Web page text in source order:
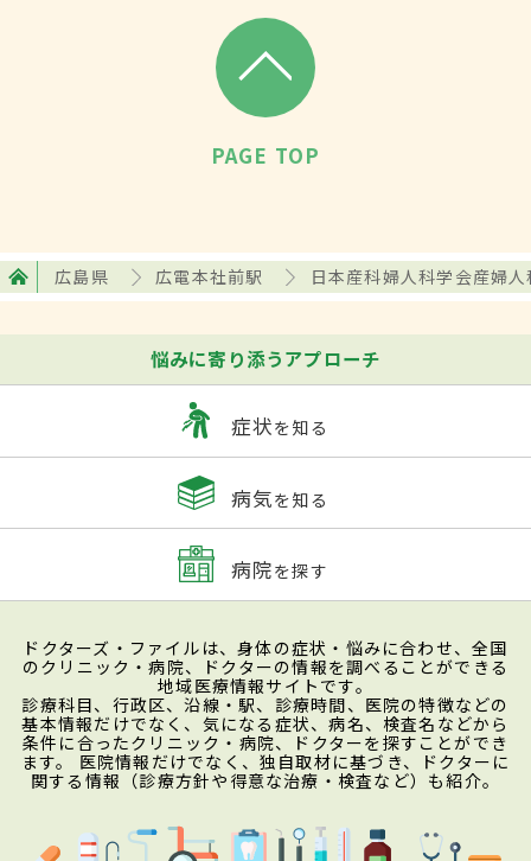
PAGE TOP
広島県 広電本社前駅 日本産科婦人科学会産婦
悩みに寄り添うアプローチ
症状を知る
病気を知る
病院を探す
ドクターズ・ファイルは、身体の症状・悩みに合わせ、全国
のクリニック・病院、ドクターの情報を調べることができる
地域医療情報サイトです。
診療科目、行政区、沿線・駅、診療時間、医院の特徴などの
基本情報だけでなく、気になる症状、病名、検査名などから
条件に合ったクリニック・病院、ドクターを探すことができ
ます。 医院情報だけでなく、独自取材に基づき、ドクターに
関する情報（診療方針や得意な治療・検査など）も紹介。